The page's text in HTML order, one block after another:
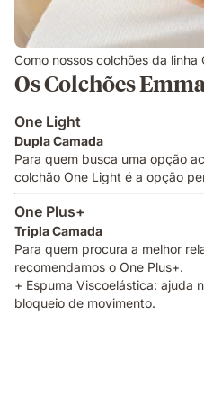
Como nossos colchões da linha
Os Colchões
One Light
Dupla Camada
Para quem busca uma opção
colchão One Light é a opção
One Plus+
Tripla Camada
Para quem procura a melhor
recomendamos o One Plus+.
+ Espuma Viscoelástica: ajuda
bloqueio de movimento.